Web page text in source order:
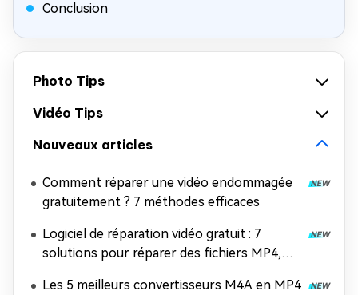
Conclusion
Photo Tips
Vidéo Tips
Nouveaux articles
Comment réparer une vidéo endommagée
gratuitement ? 7 méthodes efficaces
Logiciel de réparation vidéo gratuit : 7
solutions pour réparer des fichiers MP4,
Les 5 meilleurs convertisseurs M4A en MP4